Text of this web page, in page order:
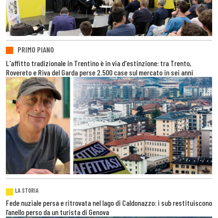
PRIMO PIANO
L'affitto tradizionale in Trentino è in via d'estinzione: tra Trento,
Rovereto e Riva del Garda perse 2.500 case sul mercato in sei anni
LA STORIA
Fede nuziale persa e ritrovata nel lago di Caldonazzo: i sub restituiscono
l’anello perso da un turista di Genova